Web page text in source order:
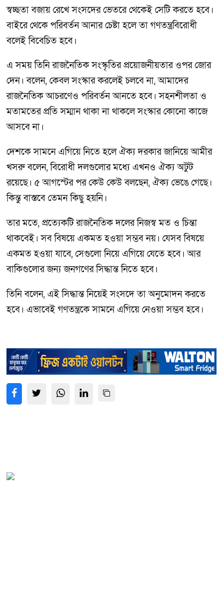
স্বচ্ছতা বজায় রেখে সংসদের ভেতরে থেকেই সেটি করতে হবে।
বাইরে থেকে পরিবর্তন আনার চেষ্টা হলে তা গণতন্ত্রবিরোধী
বলেই বিবেচিত হবে।
এ সময় তিনি রাজনৈতিক সংস্কৃতির প্রয়োজনীয়তার ওপর জোর
দেন। বলেন, কেবল সংস্কার করলেই চলবে না, আমাদের
রাজনৈতিক আচরণেও পরিবর্তন আনতে হবে। সহনশীলতা ও
মতামতের প্রতি সম্মান থাকা না থাকলে সংস্কার কোনো কাজে
আসবে না।
দেশকে সামনে এগিয়ে নিতে হলে ঐক্য দরকার জানিয়ে আমীর
খসরু বলেন, বিরোধী দলগুলোর মধ্যে এখনও ঐক্য অটুট
রয়েছে। ৫ আগস্টের পর কেউ কেউ বলছেন, ঐক্য ভেঙে গেছে।
কিন্তু বাস্তবে তেমন কিছু হয়নি।
তার মতে, প্রত্যেকটি রাজনৈতিক দলের নিজস্ব মত ও চিন্তা
থাকবেই। সব বিষয়ে একমত হওয়া সম্ভব নয়। যেসব বিষয়ে
একমত হওয়া যাবে, সেগুলো নিয়ে এগিয়ে যেতে হবে। আর
বাকিগুলোর জন্য জনগণের সিদ্ধান্ত নিতে হবে।
তিনি বলেন, এই সিদ্ধান্ত নিয়েই সংসদে তা অনুমোদন করতে
হবে। এভাবেই গণতন্ত্রকে সামনে এগিয়ে নেওয়া সম্ভব হবে।